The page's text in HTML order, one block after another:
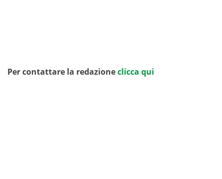
Per contattare la redazioneclicca qui